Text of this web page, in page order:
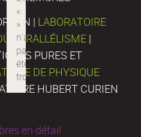
| LABORATOIRE
PARALLÉLISME |
PURES ET
DE PHYSIQUE
HUBERT CURIEN
en détail